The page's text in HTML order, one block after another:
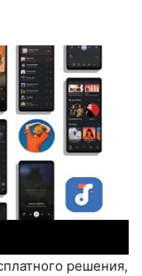
решения,